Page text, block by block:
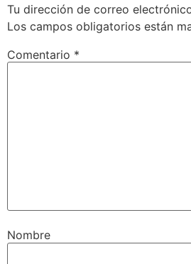
Tu dirección de correo
Los campos obligatorios están
Comentario *
Nombre